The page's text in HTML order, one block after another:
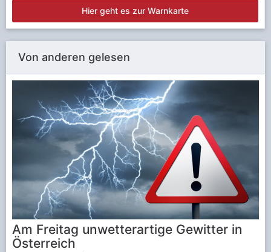
Hier geht es zur Warnkarte
Von anderen gelesen
Am Freitag unwetterartige Gewitter in
Österreich